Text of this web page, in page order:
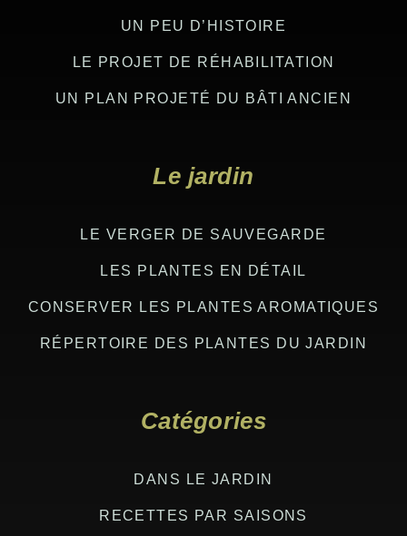
UN PEU D’HISTOIRE
LE PROJET DE RÉHABILITATION
UN PLAN PROJETÉ DU BÂTI ANCIEN
Le jardin
LE VERGER DE SAUVEGARDE
LES PLANTES EN DÉTAIL
CONSERVER LES PLANTES AROMATIQUES
RÉPERTOIRE DES PLANTES DU JARDIN
Catégories
DANS LE JARDIN
RECETTES PAR SAISONS